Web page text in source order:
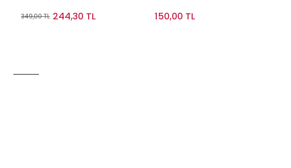
349,00 TL 244,30 TL 150,00 TL